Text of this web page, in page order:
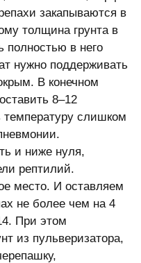
закапываются в
толщина грунта в
полностью в него
нужно поддерживать
В конечном
8–12
температуру слишком
и ниже нуля,
рептилий.
место. И оставляем
не более чем на 4
При этом
из пульверизатора,